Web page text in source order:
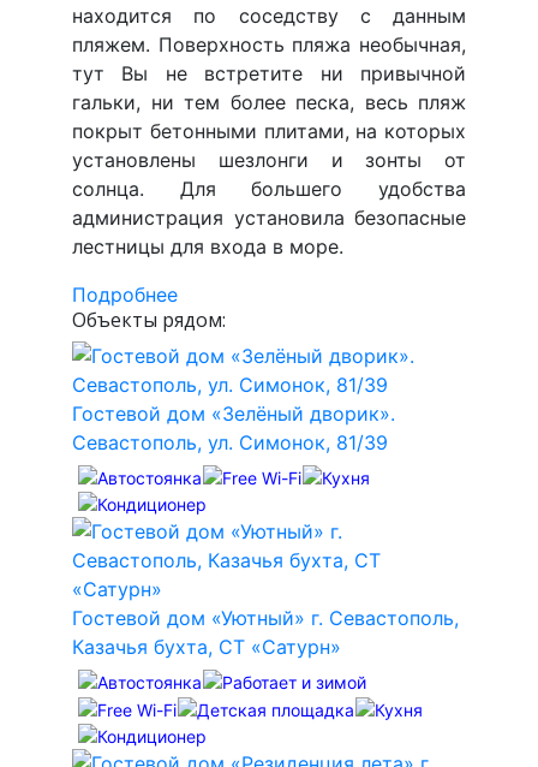
находится по соседству с данным
пляжем. Поверхность пляжа необычная,
тут Вы не встретите ни привычной
гальки, ни тем более песка, весь пляж
покрыт бетонными плитами, на которых
установлены шезлонги и зонты от
солнца. Для большего удобства
администрация установила безопасные
лестницы для входа в море.
Подробнее
Объекты рядом:
Гостевой дом «Зелёный дворик».
Севастополь, ул. Симонок, 81/39
Гостевой дом «Уютный» г. Севастополь,
Казачья бухта, СТ «Сатурн»